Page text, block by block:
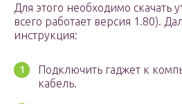
Для этого необходимо скачать
всего работает версия 1.80).
инструкция:
Подключить гаджет к
кабель.